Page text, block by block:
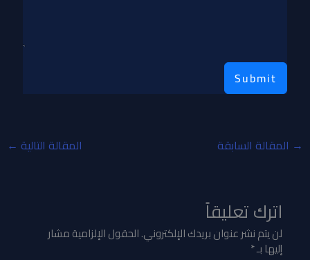
Submit
→ المقالة السابقة المقالة التالية ←
اترك تعليقاً
لن يتم نشر عنوان بريدك الإلكتروني.الحقول الإلزامية مشار
إليها بـ*